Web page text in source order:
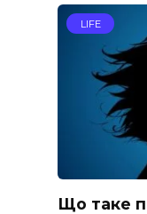
LIFE
Що таке